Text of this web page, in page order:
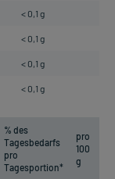
< 0,1 g
< 0,1 g
< 0,1 g
< 0,1 g
% des
Tagesbedarfs
pro
Tagesportion*
pro
100
g